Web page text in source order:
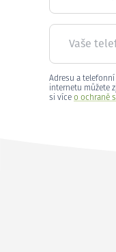
Vaše
Adresu a
internetu můžete
si více o ochraně